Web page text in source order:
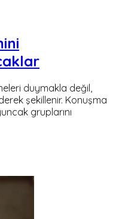
duymakla değil,
şekillenir. Konuşma
gruplarını